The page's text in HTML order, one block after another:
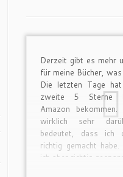
Derzeit gibt es mehr
für meine Bücher,
Die letzten Tage
zweite 5 Sterne
Amazon
wirklich sehr
bedeutet, dass ich
richtig gemacht
ich aber richtig